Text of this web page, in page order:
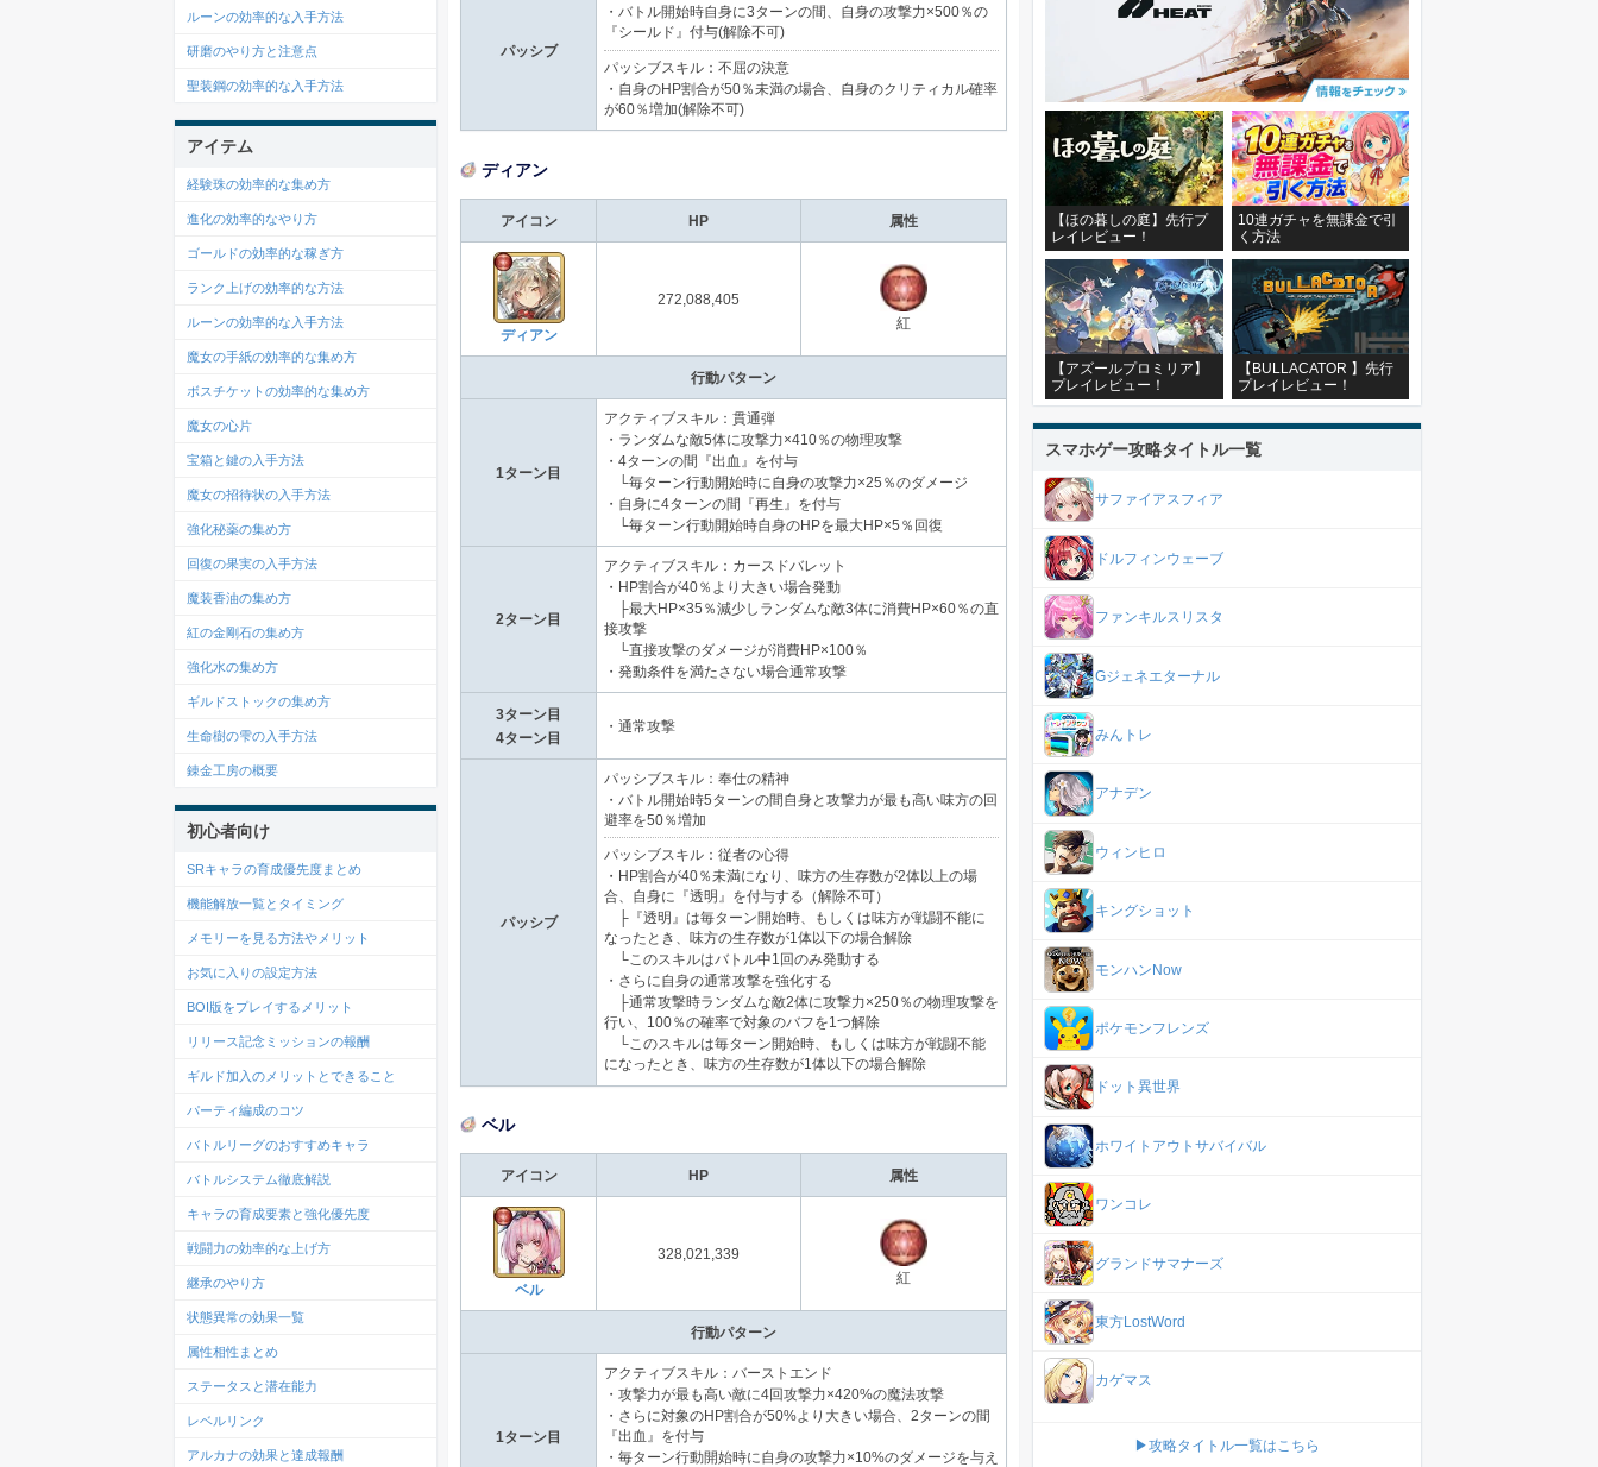
パッシブ
・バトル開始時自身に3ターンの間、自身の攻撃力×500％の
『シールド』付与(解除不可)
パッシブスキル：不屈の決意
・自身のHP割合が50％未満の場合、自身のクリティカル確率
が60％増加(解除不可)
ディアン
アイコン HP 属性
ディアン
272,088,405
紅
行動パターン
1ターン目
アクティブスキル：貫通弾
・ランダムな敵5体に攻撃力×410％の物理攻撃
・4ターンの間『出血』を付与
└毎ターン行動開始時に自身の攻撃力×25％のダメージ
・自身に4ターンの間『再生』を付与
└毎ターン行動開始時自身のHPを最大HP×5％回復
2ターン目
アクティブスキル：カースドバレット
・HP割合が40％より大きい場合発動
├最大HP×35％減少しランダムな敵3体に消費HP×60％の直
接攻撃
└直接攻撃のダメージが消費HP×100％
・発動条件を満たさない場合通常攻撃
3ターン目
4ターン目
・通常攻撃
パッシブ
パッシブスキル：奉仕の精神
・バトル開始時5ターンの間自身と攻撃力が最も高い味方の回
避率を50％増加
パッシブスキル：従者の心得
・HP割合が40％未満になり、味方の生存数が2体以上の場
合、自身に『透明』を付与する（解除不可）
├『透明』は毎ターン開始時、もしくは味方が戦闘不能に
なったとき、味方の生存数が1体以下の場合解除
└このスキルはバトル中1回のみ発動する
・さらに自身の通常攻撃を強化する
├通常攻撃時ランダムな敵2体に攻撃力×250％の物理攻撃を
行い、100％の確率で対象のバフを1つ解除
└このスキルは毎ターン開始時、もしくは味方が戦闘不能
になったとき、味方の生存数が1体以下の場合解除
ベル
アイコン HP 属性
ベル
328,021,339
紅
行動パターン
1ターン目
アクティブスキル：バーストエンド
・攻撃力が最も高い敵に4回攻撃力×420%の魔法攻撃
・さらに対象のHP割合が50%より大きい場合、2ターンの間
『出血』を付与
・毎ターン行動開始時に自身の攻撃力×10%のダメージを与え
ルーンの効率的な入手方法
研磨のやり方と注意点
聖装鋼の効率的な入手方法
アイテム
経験珠の効率的な集め方
進化の効率的なやり方
ゴールドの効率的な稼ぎ方
ランク上げの効率的な方法
ルーンの効率的な入手方法
魔女の手紙の効率的な集め方
ボスチケットの効率的な集め方
魔女の心片
宝箱と鍵の入手方法
魔女の招待状の入手方法
強化秘薬の集め方
回復の果実の入手方法
魔装香油の集め方
紅の金剛石の集め方
強化水の集め方
ギルドストックの集め方
生命樹の雫の入手方法
錬金工房の概要
初心者向け
SRキャラの育成優先度まとめ
機能解放一覧とタイミング
メモリーを見る方法やメリット
お気に入りの設定方法
BOI版をプレイするメリット
リリース記念ミッションの報酬
ギルド加入のメリットとできること
パーティ編成のコツ
バトルリーグのおすすめキャラ
バトルシステム徹底解説
キャラの育成要素と強化優先度
戦闘力の効率的な上げ方
継承のやり方
状態異常の効果一覧
属性相性まとめ
ステータスと潜在能力
レベルリンク
アルカナの効果と達成報酬
【ほの暮しの庭】先行プ
レイレビュー！
10連ガチャを無課金で引
く方法
【アズールプロミリア】
プレイレビュー！
【BULLACATOR 】先行
プレイレビュー！
スマホゲー攻略タイトル一覧
サファイアスフィア
ドルフィンウェーブ
ファンキルスリスタ
Gジェネエターナル
みんトレ
アナデン
ウィンヒロ
キングショット
モンハンNow
ポケモンフレンズ
ドット異世界
ホワイトアウトサバイバル
ワンコレ
グランドサマナーズ
東方LostWord
カゲマス
▶攻略タイトル一覧はこちら